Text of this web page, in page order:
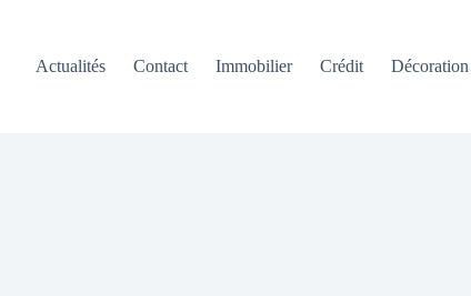
Actualités
Contact Immobilier Crédit Décoration